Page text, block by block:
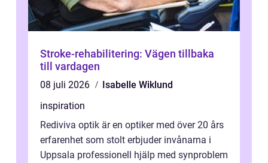
Stroke-rehabilitering: Vägen tillbaka
till vardagen
08 juli 2026
Isabelle Wiklund
inspiration
Rediviva optik är en optiker med över 20 års
erfarenhet som stolt erbjuder invånarna i
Uppsala professionell hjälp med synproblem